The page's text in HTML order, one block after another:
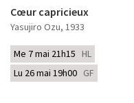
Cœur capricieux
Yasujiro Ozu, 1933
Me 7 mai 21h15 HL
Lu 26 mai 19h00 GF